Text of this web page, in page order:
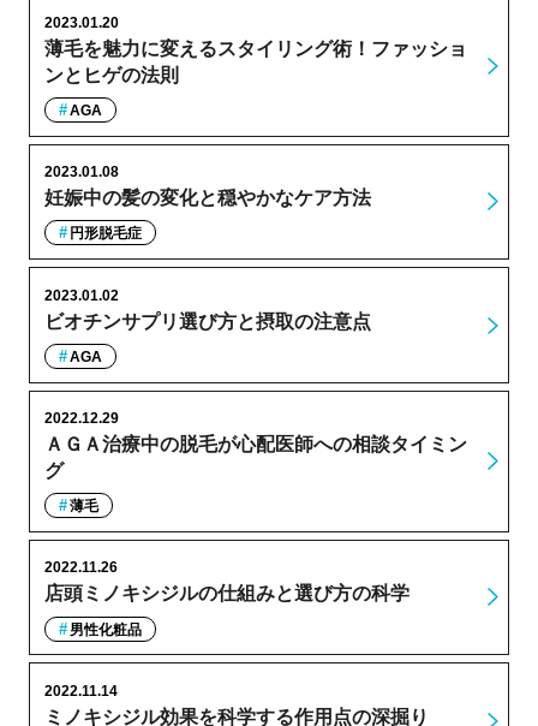
薄毛を魅力に変えるスタイリング術！ファッショ
ンとヒゲの法則
2023.01.20
AGA
妊娠中の髪の変化と穏やかなケア方法
2023.01.08
円形脱毛症
ビオチンサプリ選び方と摂取の注意点
2023.01.02
AGA
ＡＧＡ治療中の脱毛が心配医師への相談タイミン
グ
2022.12.29
薄毛
店頭ミノキシジルの仕組みと選び方の科学
2022.11.26
男性化粧品
ミノキシジル効果を科学する作用点の深掘り
2022.11.14